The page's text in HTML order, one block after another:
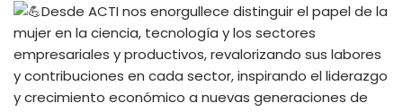
Desde ACTI nos enorgullece distinguir el papel de la
mujer en la ciencia, tecnología y los sectores
empresariales y productivos, revalorizando sus labores
y contribuciones en cada sector, inspirando el liderazgo
y crecimiento económico a nuevas generaciones de